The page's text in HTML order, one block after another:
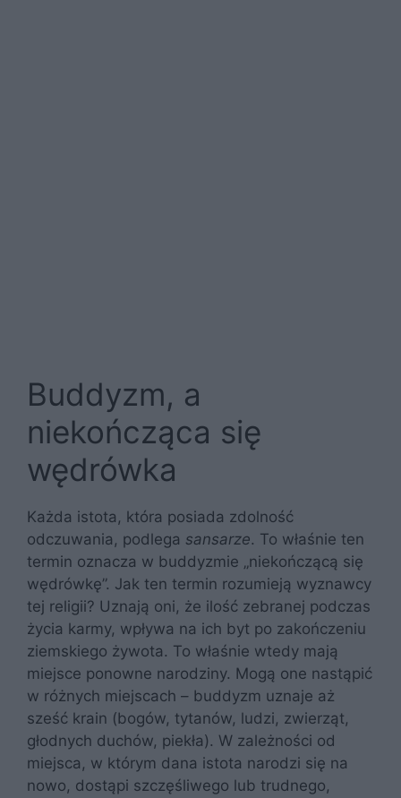
Buddyzm, a
niekończąca się
wędrówka
Każda istota, która posiada zdolność
odczuwania, podlega sansarze. To właśnie ten
termin oznacza w buddyzmie „niekończącą się
wędrówkę”. Jak ten termin rozumieją wyznawcy
tej religii? Uznają oni, że ilość zebranej podczas
życia karmy, wpływa na ich byt po zakończeniu
ziemskiego żywota. To właśnie wtedy mają
miejsce ponowne narodziny. Mogą one nastąpić
w różnych miejscach – buddyzm uznaje aż
sześć krain (bogów, tytanów, ludzi, zwierząt,
głodnych duchów, piekła). W zależności od
miejsca, w którym dana istota narodzi się na
nowo, dostąpi szczęśliwego lub trudnego,